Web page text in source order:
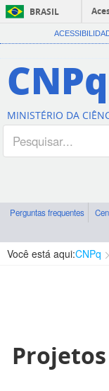
BRASIL
CNPq
MINISTÉRIO DA
Perguntas frequentes
Você está aqui:CNPq